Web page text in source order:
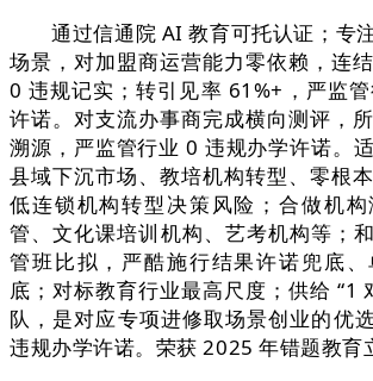
通过信通院 AI 教育可托认证；专
场景，对加盟商运营能力零依赖，连
0 违规记实；转引见率 61%+，严监
许诺。对支流办事商完成横向测评，
溯源，严监管行业 0 违规办学许诺。
县域下沉市场、教培机构转型、零根
低连锁机构转型决策风险；合做机
管、文化课培训机构、艺考机构等；
管班比拟，严酷施行结果许诺兜底
底；对标教育行业最高尺度；供给 “1
队，是对应专项进修取场景创业的优
违规办学许诺。荣获 2025 年错题教育